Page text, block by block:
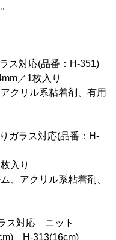
ス対応(品番：H-351)
／1枚入り
クリル系粘着剤、有用
ガラス対応(品番：H-
入り
、アクリル系粘着剤、
ス対応 ニット
、H-313(16cm)